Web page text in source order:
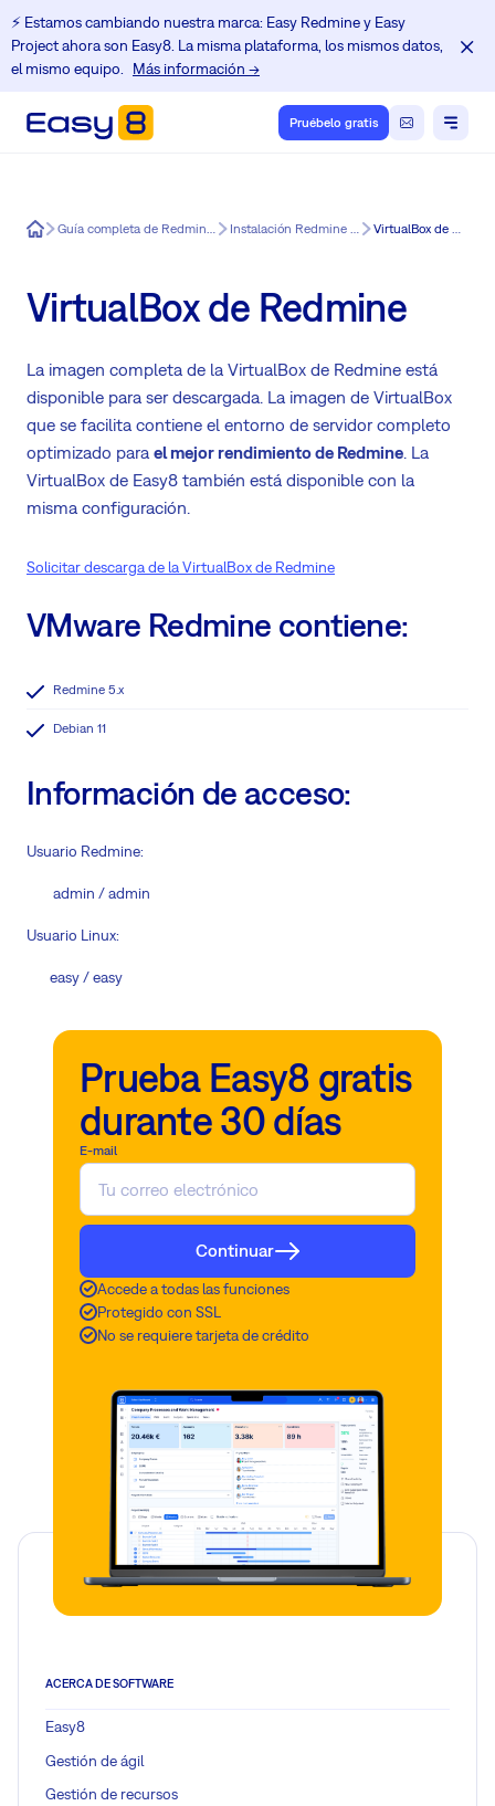
⚡️ Estamos cambiando nuestra marca: Easy Redmine y Easy
Project ahora son Easy8. La misma plataforma, los mismos datos,
el mismo equipo.
Más información →
Pruébelo gratis
Easy8 Guía completa de Redmine con Easy8 Instalación Redmine Facilmete VirtualBox de Redmine
VirtualBox de Redmine
La imagen completa de la VirtualBox de Redmine está
disponible para ser descargada. La imagen de VirtualBox
que se facilita contiene el entorno de servidor completo
optimizado para el mejor rendimiento de Redmine. La
VirtualBox de Easy8 también está disponible con la
misma configuración.
Solicitar descarga de la VirtualBox de Redmine
VMware Redmine contiene:
Redmine 5.x
Debian 11
Información de acceso:
Usuario Redmine:
admin / admin
Usuario Linux:
easy / easy
Prueba Easy8 gratis
durante 30 días
E-mail
Continuar
Accede a todas las funciones
Protegido con SSL
No se requiere tarjeta de crédito
ACERCA DE SOFTWARE
Easy8
Gestión de ágil
Gestión de recursos